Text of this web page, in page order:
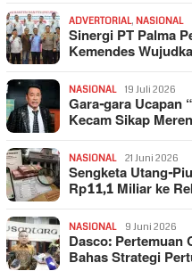
ADVERTORIAL, NASIONAL
Sinergi PT Palma
Kemendes
NASIONAL 19 Juli 2026
Gara-gara Ucapan
Kecam Sikap
NASIONAL 21 Juni 2026
Sengketa Utang-
Rp11,1 Miliar ke
NASIONAL 9 Juni 2026
Dasco: Pertemuan
Bahas Strategi